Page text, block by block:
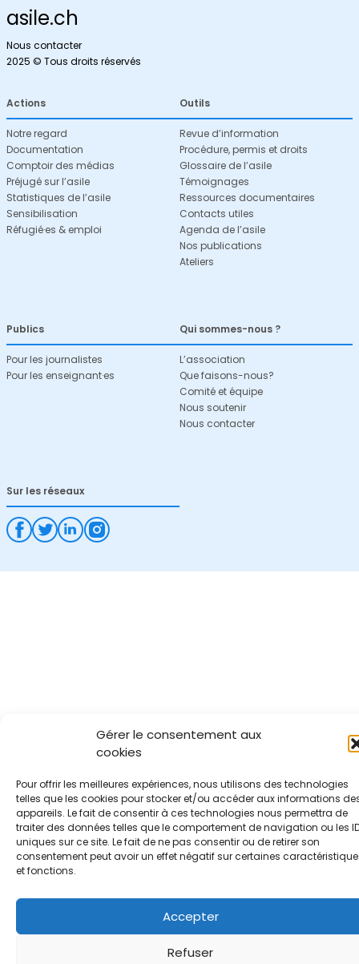
Gérer le consentement aux
cookies
Pour offrir les meilleures expériences, nous utilisons des technologies
telles que les cookies pour stocker et/ou accéder aux informations
appareils. Le fait de consentir à ces technologies nous permettra de
traiter des données telles que le comportement de navigation ou les
uniques sur ce site. Le fait de ne pas consentir ou de retirer son
consentement peut avoir un effet négatif sur certaines
et fonctions.
Accepter
Refuser
asile.ch
Nous contacter
2025 © Tous droits réservés
Actions
Notre regard
Documentation
Comptoir des médias
Préjugé sur l’asile
Statistiques de l’asile
Sensibilisation
Réfugié·es & emploi
Outils
Revue d’information
Procédure, permis et droits
Glossaire de l’asile
Témoignages
Ressources documentaires
Contacts utiles
Agenda de l’asile
Nos publications
Ateliers
Publics
Pour les journalistes
Pour les enseignant·es
Qui sommes-nous ?
L’association
Que faisons-nous?
Comité et équipe
Nous soutenir
Nous contacter
Sur les réseaux